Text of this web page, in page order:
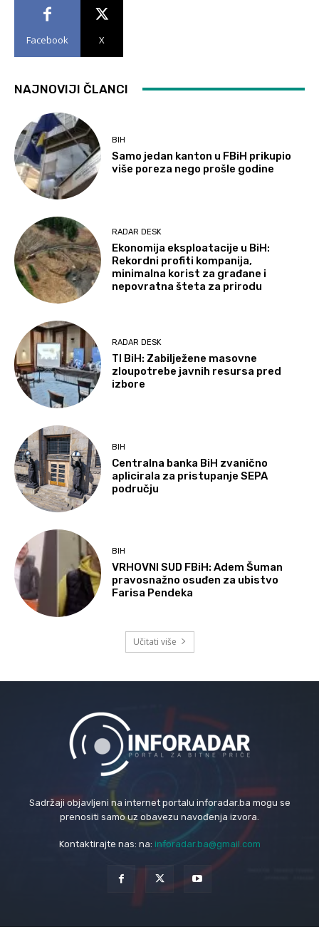
Facebook X
NAJNOVIJI ČLANCI
BIH
Samo jedan kanton u FBiH prikupio
više poreza nego prošle godine
RADAR DESK
Ekonomija eksploatacije u BiH:
Rekordni profiti kompanija,
minimalna korist za građane i
nepovratna šteta za prirodu
RADAR DESK
TI BiH: Zabilježene masovne
zloupotrebe javnih resursa pred
izbore
BIH
Centralna banka BiH zvanično
aplicirala za pristupanje SEPA
području
BIH
VRHOVNI SUD FBiH: Adem Šuman
pravosnažno osuđen za ubistvo
Farisa Pendeka
Učitati više
Sadržaji objavljeni na internet portalu inforadar.ba mogu se
prenositi samo uz obavezu navođenja izvora.
Kontaktirajte nas: na: inforadar.ba@gmail.com